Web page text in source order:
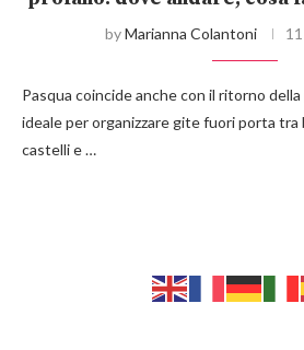
byMarianna Colantoni
Pasqua coincide anche con il ritorno
ideale per organizzare gite fuori porta tra
castelli e …